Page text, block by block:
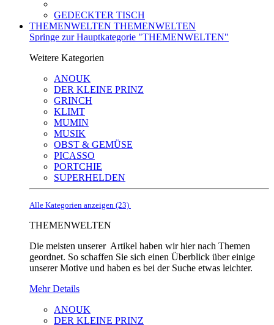
GEDECKTER TISCH
THEMENWELTEN THEMENWELTEN
Springe zur Hauptkategorie "THEMENWELTEN"
Weitere Kategorien
ANOUK
DER KLEINE PRINZ
GRINCH
KLIMT
MUMIN
MUSIK
OBST & GEMÜSE
PICASSO
PORTCHIE
SUPERHELDEN
Alle Kategorien anzeigen (23)
THEMENWELTEN
Die meisten unserer Artikel haben wir hier nach Themen
geordnet. So schaffen Sie sich einen Überblick über einige
unserer Motive und haben es bei der Suche etwas leichter.
Mehr Details
ANOUK
DER KLEINE PRINZ